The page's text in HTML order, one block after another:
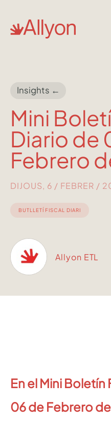
Insights ←
Mini
Diario de
Febrero
DIJOUS, 6 / FEBRER /
BUTLLETÍ FISCAL DIARI
Allyon ETL
En el Mini Boletín
06de Febrero